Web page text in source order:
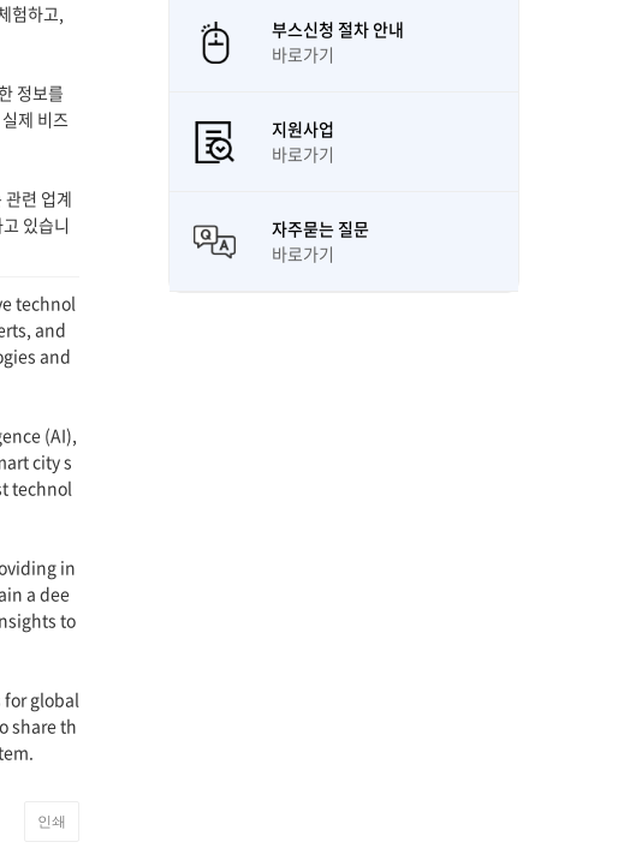
험하고,
정보를
제 비즈
련 업계
있습니
technol
and
and
(AI),
city s
technol
in
a dee
to
global
share th
인쇄
부스신청 절차 안내
바로가기
지원사업
바로가기
자주묻는 질문
바로가기